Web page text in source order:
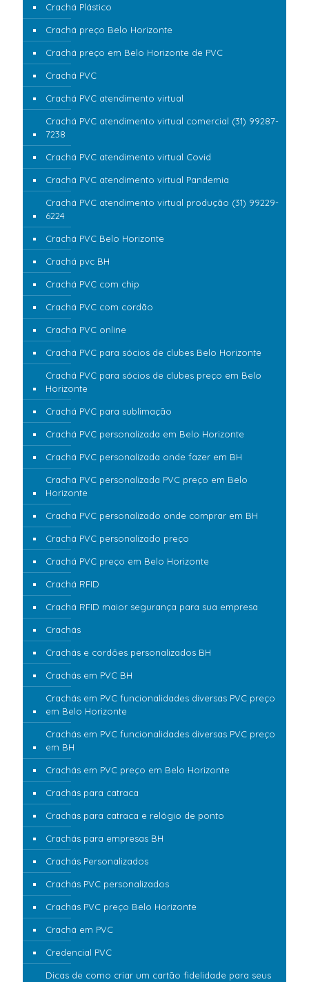
Crachá Plástico
Crachá preço Belo Horizonte
Crachá preço em Belo Horizonte de PVC
Crachá PVC
Crachá PVC atendimento virtual
Crachá PVC atendimento virtual comercial (31) 99287-
7238
Crachá PVC atendimento virtual Covid
Crachá PVC atendimento virtual Pandemia
Crachá PVC atendimento virtual produção (31) 99229-
6224
Crachá PVC Belo Horizonte
Crachá pvc BH
Crachá PVC com chip
Crachá PVC com cordão
Crachá PVC online
Crachá PVC para sócios de clubes Belo Horizonte
Crachá PVC para sócios de clubes preço em Belo
Horizonte
Crachá PVC para sublimação
Crachá PVC personalizada em Belo Horizonte
Crachá PVC personalizada onde fazer em BH
Crachá PVC personalizada PVC preço em Belo
Horizonte
Crachá PVC personalizado onde comprar em BH
Crachá PVC personalizado preço
Crachá PVC preço em Belo Horizonte
Crachá RFID
Crachá RFID maior segurança para sua empresa
Crachás
Crachás e cordões personalizados BH
Crachás em PVC BH
Crachás em PVC funcionalidades diversas PVC preço
em Belo Horizonte
Crachás em PVC funcionalidades diversas PVC preço
em BH
Crachás em PVC preço em Belo Horizonte
Crachás para catraca
Crachás para catraca e relógio de ponto
Crachás para empresas BH
Crachás Personalizados
Crachás PVC personalizados
Crachás PVC preço Belo Horizonte
Crachá em PVC
Credencial PVC
Dicas de como criar um cartão fidelidade para seus